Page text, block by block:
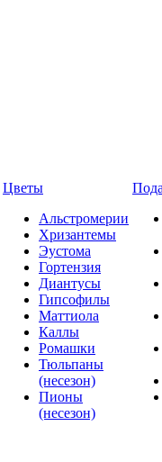
Цветы
Альстромерии
Хризантемы
Эустома
Гортензия
Диантусы
Гипсофилы
Маттиола
Каллы
Ромашки
Тюльпаны
(несезон)
Пионы
(несезон)